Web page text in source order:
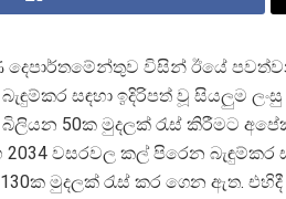
විසින් ඊයේ
සඳහා ඉදිරිපත් වූ සියලුම ලංසු
50ක මුදලක් රැස් කිරීමට
2034 වසරවල කල් පිරෙන
මුදලක් රැස් කර ගෙන ඇත. එහිදී